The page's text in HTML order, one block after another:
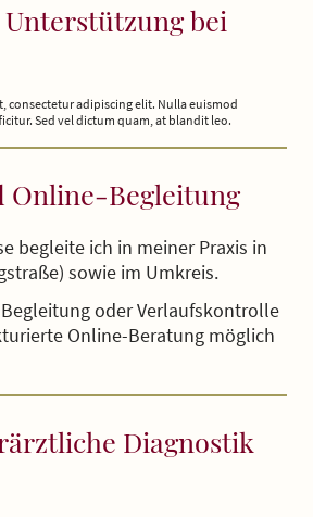
bei
consectetur adipiscing elit. Nulla euismod
Sed vel dictum quam, at blandit leo.
Online-Begleitung
begleite ich in meiner Praxis in
sowie im Umkreis.
oder Verlaufskontrolle
Online-Beratung möglich
Diagnostik